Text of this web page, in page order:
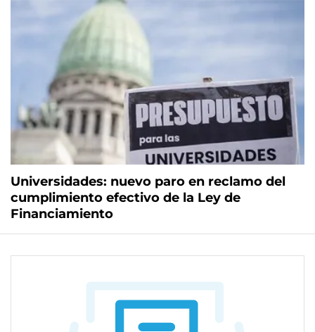
Universidades: nuevo paro en reclamo del
cumplimiento efectivo de la Ley de
Financiamiento